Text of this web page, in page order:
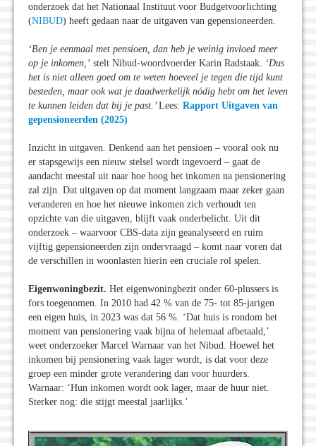
onderzoek dat het Nationaal Instituut voor Budgetvoorlichting
(NIBUD) heeft gedaan naar de uitgaven van gepensioneerden.
‘Ben je eenmaal met pensioen, dan heb je weinig invloed meer
op je inkomen,’ stelt Nibud-woordvoerder Karin Radstaak. ‘Dus
het is niet alleen goed om te weten hoeveel je tegen die tijd kunt
besteden, maar ook wat je daadwerkelijk nódig hebt om het leven
te kunnen leiden dat bij je past.’Lees: Rapport Uitgaven van
gepensioneerden (2025)
Inzicht in uitgaven. Denkend aan het pensioen – vooral ook nu
er stapsgewijs een nieuw stelsel wordt ingevoerd – gaat de
aandacht meestal uit naar hoe hoog het inkomen na pensionering
zal zijn. Dat uitgaven op dat moment langzaam maar zeker gaan
veranderen en hoe het nieuwe inkomen zich verhoudt ten
opzichte van die uitgaven, blijft vaak onderbelicht. Uit dit
onderzoek – waarvoor CBS-data zijn geanalyseerd en ruim
vijftig gepensioneerden zijn ondervraagd – komt naar voren dat
de verschillen in woonlasten hierin een cruciale rol spelen.
Eigenwoningbezit. Het eigenwoningbezit onder 60-plussers is
fors toegenomen. In 2010 had 42 % van de 75- tot 85-jarigen
een eigen huis, in 2023 was dat 56 %. ‘Dat huis is rondom het
moment van pensionering vaak bijna of helemaal afbetaald,’
weet onderzoeker Marcel Warnaar van het Nibud. Hoewel het
inkomen bij pensionering vaak lager wordt, is dat voor deze
groep een minder grote verandering dan voor huurders.
Warnaar: ‘Hun inkomen wordt ook lager, maar de huur niet.
Sterker nog: die stijgt meestal jaarlijks.’